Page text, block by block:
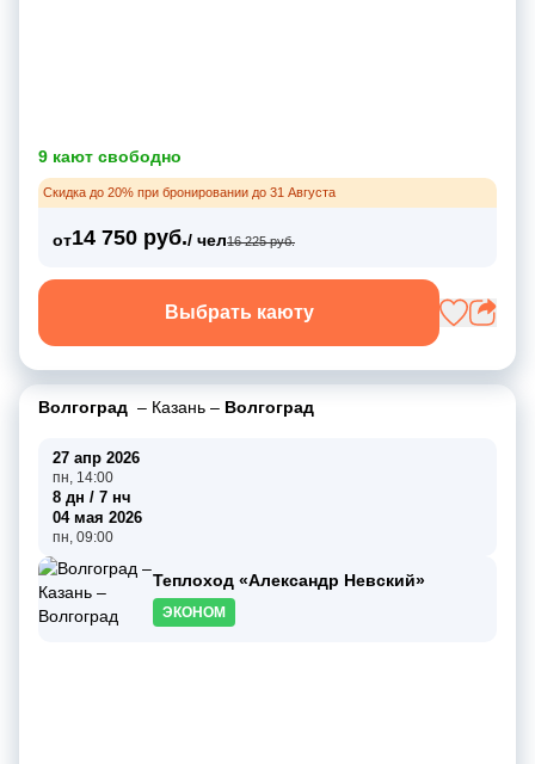
9 кают свободно
Скидка до 20% при бронировании до 31 Августа
от14 750 руб./ чел16 225 руб.
Выбрать каюту
Волгоград – Казань – Волгоград
27 апр 2026
пн, 14:00
8 дн / 7 нч
04 мая 2026
пн, 09:00
Теплоход «Александр Невский»
ЭКОНОМ